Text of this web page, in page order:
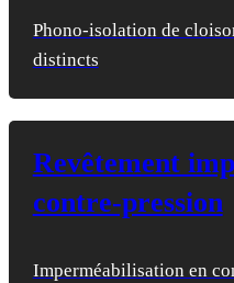
Phono-isolation de
distincts
Revêtement
contre-pression
Imperméabilisation en